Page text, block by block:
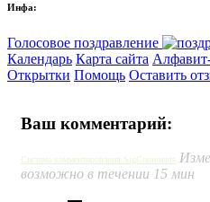
Инфа:
Голосовое поздравление
Календарь Карта сайта
Открытки Помощь Оставить
Ваш комментарий:
Система комментирования SigComments
возможно в течении 15 мин